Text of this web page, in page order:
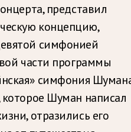
представил
концепцию,
симфонией
части программы
симфония
Шуман написал
отразились его